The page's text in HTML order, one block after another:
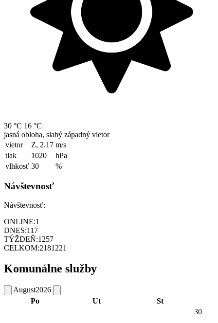
30 °C 16 °C
jasná obloha, slabý západný vietor
vietor
Z, 2.17 m/s
tlak
1020
hPa
vlhkosť 30 %
Návštevnosť
Návštevnosť:
ONLINE:1
DNES:117
TÝŽDEŇ:1257
CELKOM:2181221
Komunálne služby
August2026
Po
Ut St
30